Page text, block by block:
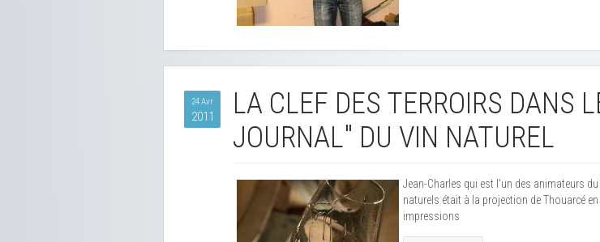
24 Avr
2011
LA CLEF DES TERROIRS DANS
JOURNAL" DU VIN NATUREL
Jean-Charles qui est l'un des animateurs
naturels était à la projection de Thouarcé
impressions